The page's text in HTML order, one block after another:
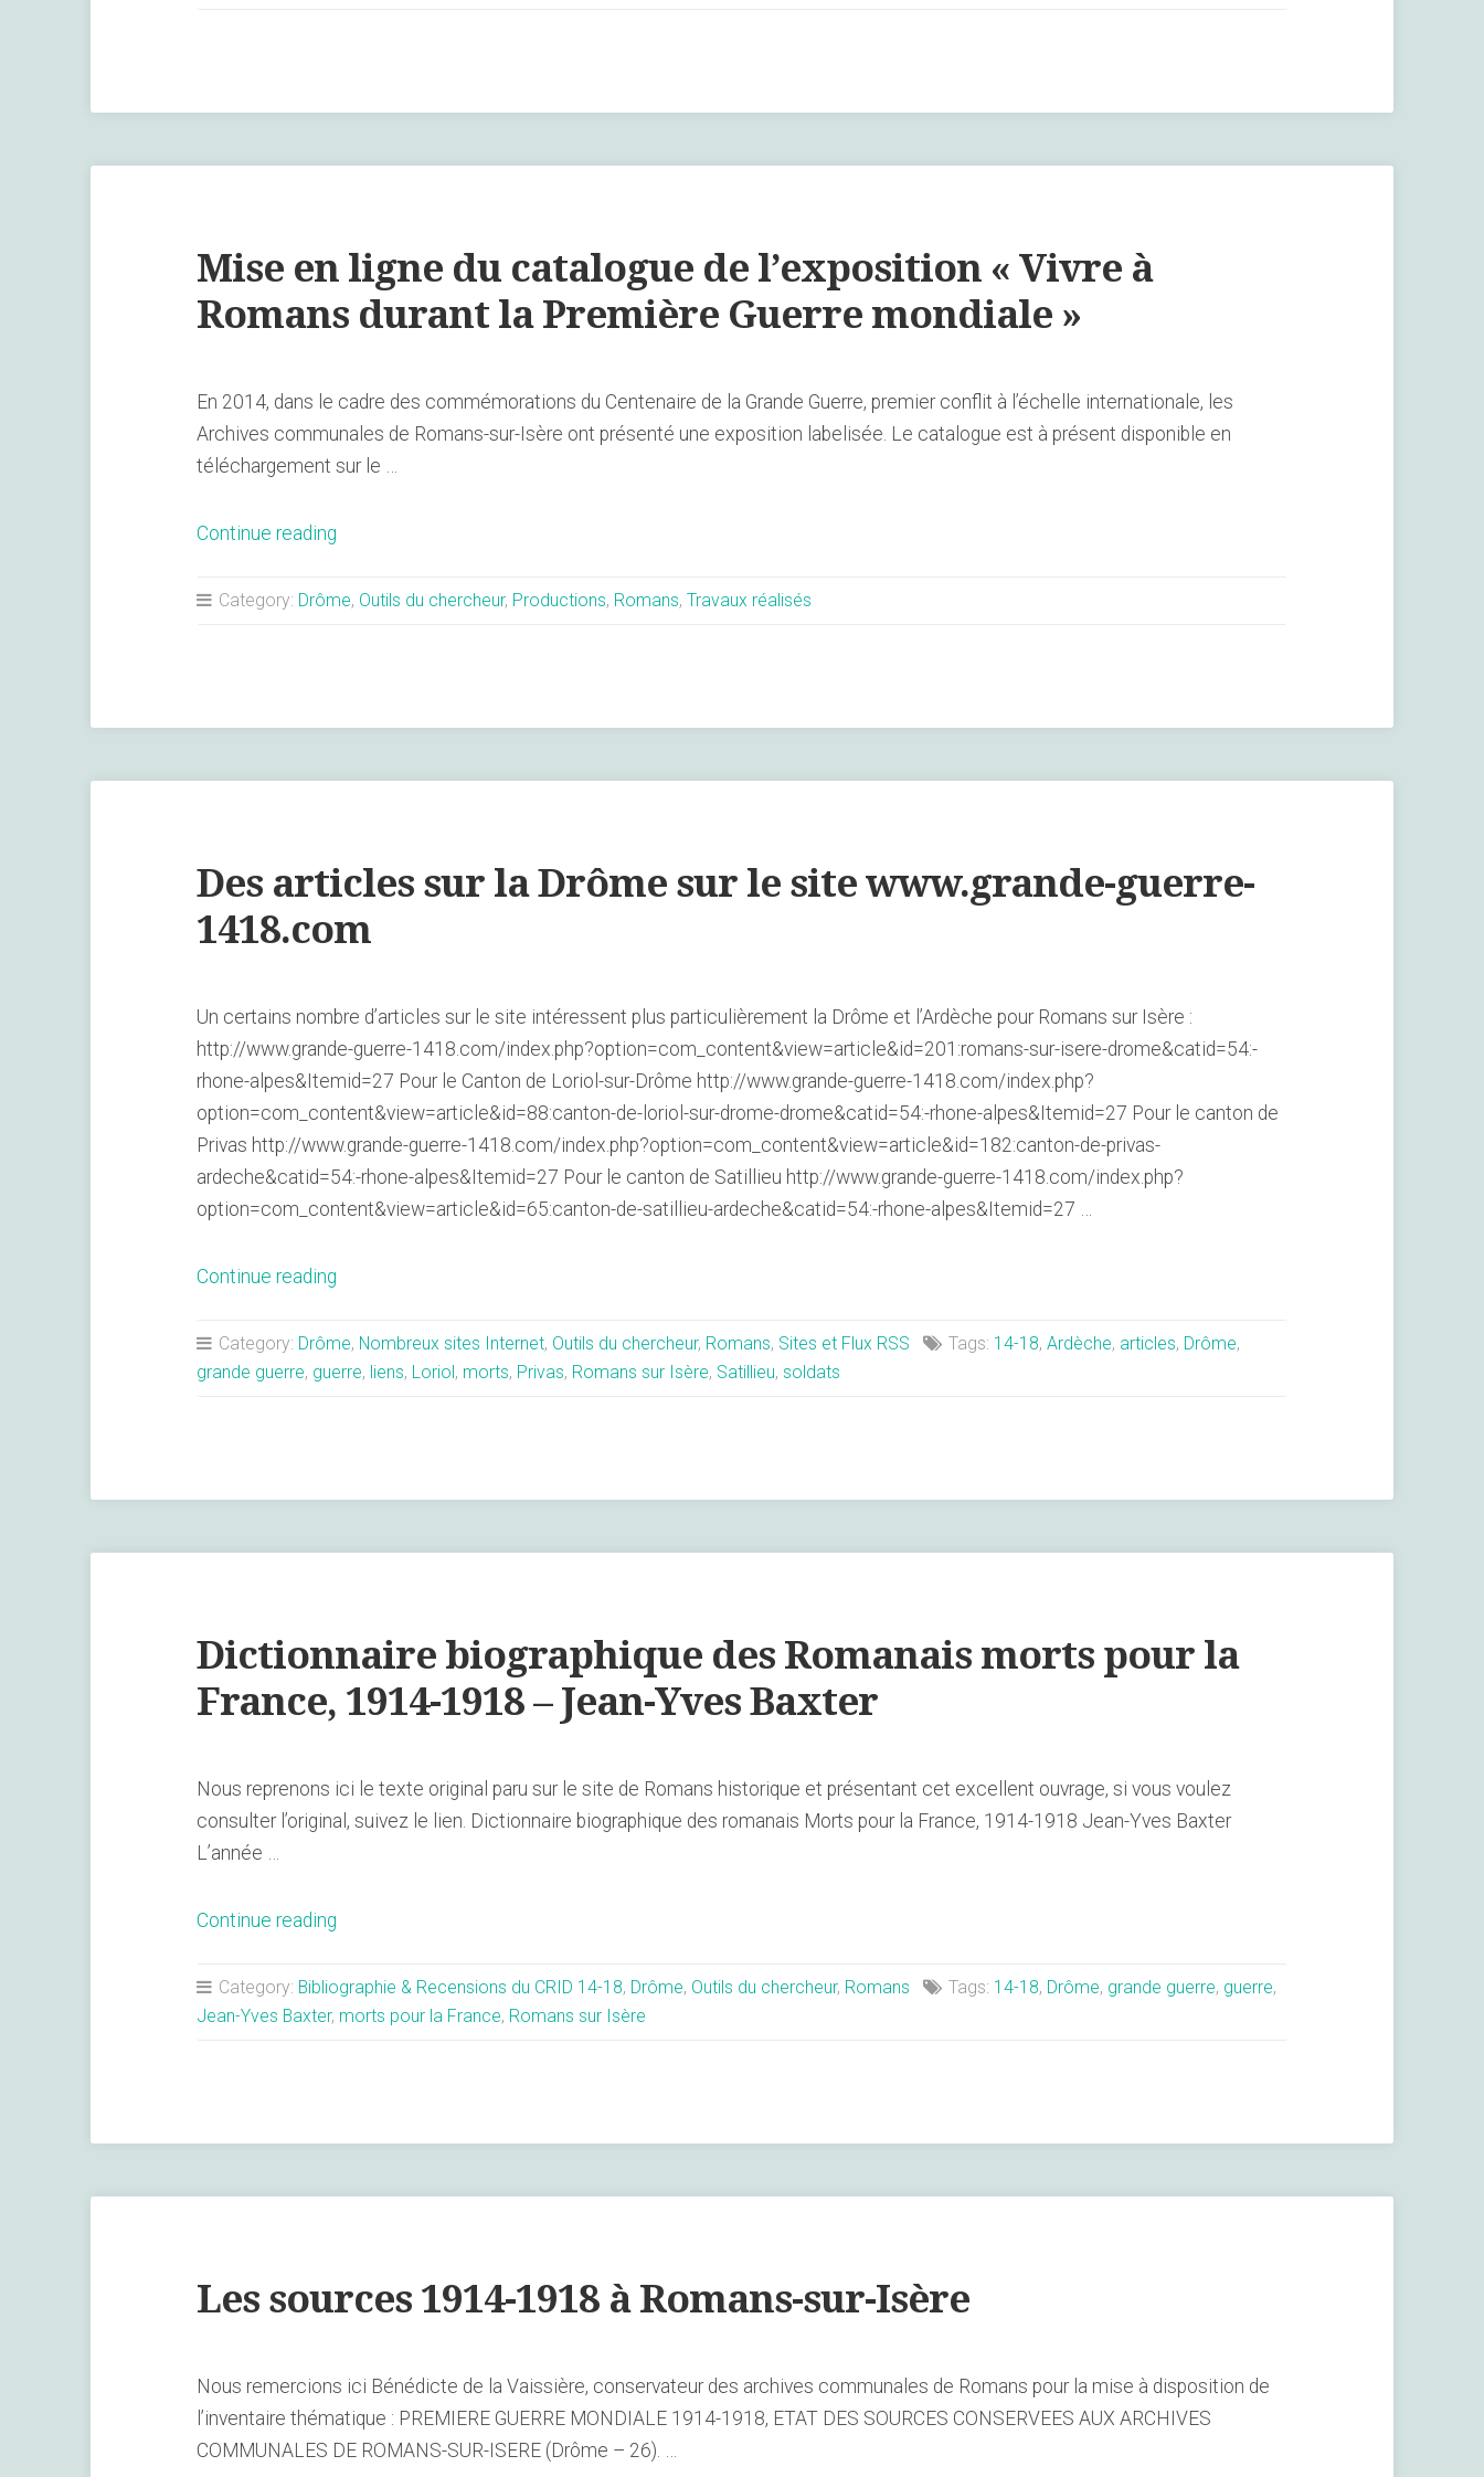
sur-
Mise en ligne du catalogue de l’exposition « Vivre à
Romans durant la Première Guerre mondiale »
En 2014, dans le cadre des commémorations du Centenaire de la Grande Guerre, premier conflit à l’échelle internationale, les
Archives communales de Romans-sur-Isère ont présenté une exposition labelisée. Le catalogue est à présent disponible en
téléchargement sur le …
Continue reading
ligne
l’exposition
la
Première
Guerre
Category: Drôme, Outils du chercheur, Productions, Romans, Travaux réalisés
Des articles sur la Drôme sur le site www.grande-guerre-
1418.com
Un certains nombre d’articles sur le site intéressent plus particulièrement la Drôme et l’Ardèche pour Romans sur Isère :
http://www.grande-guerre-1418.com/index.php?option=com_content&view=article&id=201:romans-sur-isere-drome&catid=54:-
rhone-alpes&Itemid=27 Pour le Canton de Loriol-sur-Drôme http://www.grande-guerre-1418.com/index.php?
option=com_content&view=article&id=88:canton-de-loriol-sur-drome-drome&catid=54:-rhone-alpes&Itemid=27 Pour le canton de
Privas http://www.grande-guerre-1418.com/index.php?option=com_content&view=article&id=182:canton-de-privas-
ardeche&catid=54:-rhone-alpes&Itemid=27 Pour le canton de Satillieu http://www.grande-guerre-1418.com/index.php?
option=com_content&view=article&id=65:canton-de-satillieu-ardeche&catid=54:-rhone-alpes&Itemid=27 …
Continue reading
sur
la
site
Category: Drôme, Nombreux sites Internet, Outils du chercheur, Romans, Sites et Flux RSS Tags: 14-18, Ardèche, articles, Drôme,
grande guerre, guerre, liens, Loriol, morts, Privas, Romans sur Isère, Satillieu, soldats
Dictionnaire biographique des Romanais morts pour la
France, 1914-1918 – Jean-Yves Baxter
Nous reprenons ici le texte original paru sur le site de Romans historique et présentant cet excellent ouvrage, si vous voulez
consulter l’original, suivez le lien. Dictionnaire biographique des romanais Morts pour la France, 1914-1918 Jean-Yves Baxter
L’année …
Continue reading
des
Romanais
France,
Yves
Category: Bibliographie & Recensions du CRID 14-18, Drôme, Outils du chercheur, Romans Tags: 14-18, Drôme, grande guerre, guerre,
Jean-Yves Baxter, morts pour la France, Romans sur Isère
Les sources 1914-1918 à Romans-sur-Isère
Nous remercions ici Bénédicte de la Vaissière, conservateur des archives communales de Romans pour la mise à disposition de
l’inventaire thématique : PREMIERE GUERRE MONDIALE 1914-1918, ETAT DES SOURCES CONSERVEES AUX ARCHIVES
COMMUNALES DE ROMANS-SUR-ISERE (Drôme – 26). …